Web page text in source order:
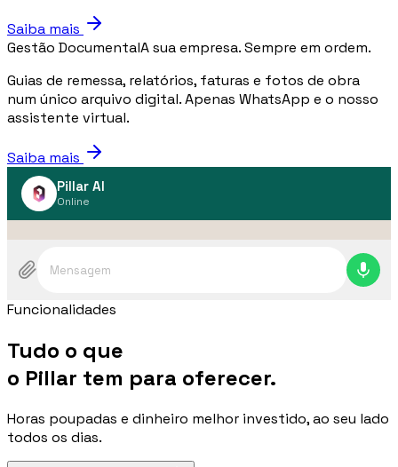
Saiba mais
Gestão DocumentalA sua empresa. Sempre em ordem.
Guias de remessa, relatórios, faturas e fotos de obra
num único arquivo digital. Apenas WhatsApp e o nosso
assistente virtual.
Saiba mais
Pillar AI
Online
Mensagem
Funcionalidades
Tudo o que
o Pillar tem para oferecer.
Horas poupadas e dinheiro melhor investido, ao seu lado
todos os dias.